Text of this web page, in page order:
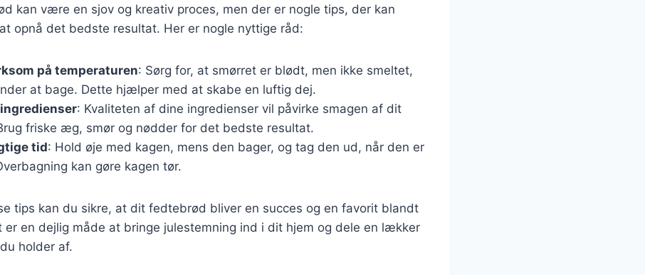
kan være en sjov og kreativ proces, men der er nogle tips, der kan
opnå det bedste resultat. Her er nogle nyttige råd:
på temperaturen: Sørg for, at smørret er blødt, men ikke smeltet,
at bage. Dette hjælper med at skabe en luftig dej.
: Kvaliteten af dine ingredienser vil påvirke smagen af dit
friske æg, smør og nødder for det bedste resultat.
tid: Hold øje med kagen, mens den bager, og tag den ud, når den er
kan gøre kagen tør.
tips kan du sikre, at dit fedtebrød bliver en succes og en favorit blandt
en dejlig måde at bringe julestemning ind i dit hjem og dele en lækker
holder af.